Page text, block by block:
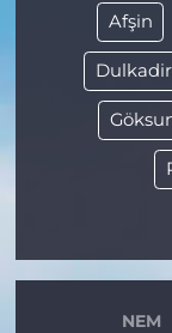
Afşin
NEM